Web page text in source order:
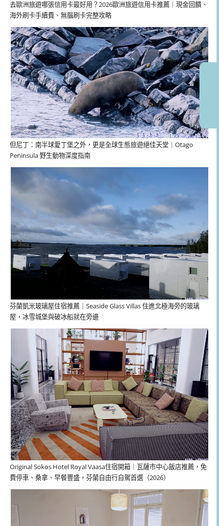
去歐洲旅遊哪張信用卡最好用？2026歐洲旅遊信用卡推薦｜現金回饋、
海外刷卡手續費、無腦刷卡完整攻略
但尼丁：南半球愛丁堡之外，更是全球生態旅遊絕佳天堂｜Otago
Peninsula 野生動物深度指南
芬蘭凱米玻璃屋住宿推薦｜Seaside Glass Villas 住進北極海旁的玻璃
屋，冰雪城堡與破冰船就在旁邊
Original Sokos Hotel Royal Vaasa住宿開箱｜瓦薩市中心飯店推薦，免
費停車、桑拿、早餐豐盛，芬蘭自由行自駕首選（2026）